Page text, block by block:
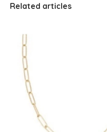
Related articles